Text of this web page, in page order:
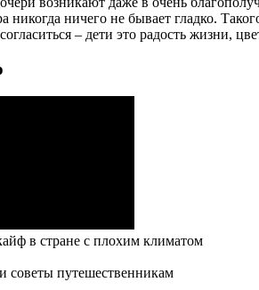
никогда ничего не бывает гладко.
– дети это радость жизни,
в стране с плохим климатом
советы путешественникам